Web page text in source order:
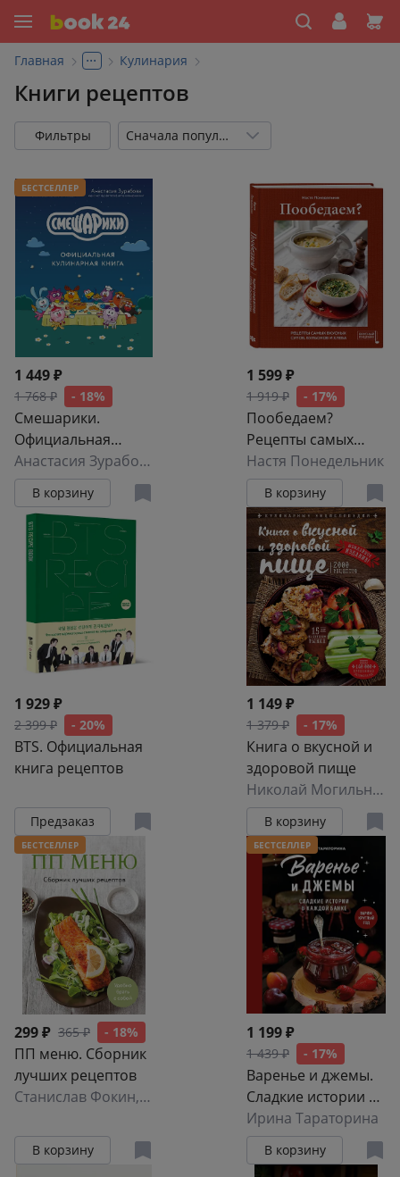
Главная ... Кулинария
Книги рецептов
Фильтры Сначала популярные
БЕСТСЕЛЛЕР
1 449 ₽
1 768 ₽ - 18%
Смешарики.
Официальная
кулинарная книгаАнастасия Зурабова Мария Корнилова
В корзину
1 599 ₽
1 919 ₽ - 17%
Пообедаем?
Рецепты самых
вкусных супов,
бульонов и хлеба
Настя Понедельник
В корзину
1 929 ₽
2 399 ₽ - 20%
BTS. Официальная
книга рецептов
Предзаказ
1 149 ₽
1 379 ₽ - 17%
Книга о вкусной и
здоровой пище
Николай Могильный
В корзину
БЕСТСЕЛЛЕР
299 ₽ 365 ₽ - 18%
ПП меню. Сборник
лучших рецептов
Станислав Фокин, Павел Волошин
В корзину
БЕСТСЕЛЛЕР
1 199 ₽
1 439 ₽ - 17%
Варенье и джемы.
Сладкие истории в
каждой банке
Ирина Тараторина
В корзину